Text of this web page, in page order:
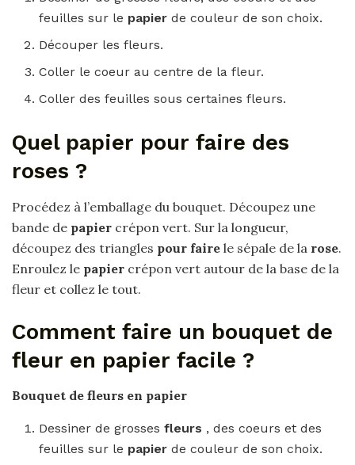
feuilles sur le papierde couleur de son choix.
Découper les fleurs.
Coller le coeur au centre de la fleur.
Coller des feuilles sous certaines fleurs.
Quel papier pour faire des
roses ?
Procédez à l’emballage du bouquet. Découpez une
bande de papier crépon vert. Sur la longueur,
découpez des triangles pour faire le sépale de la rose.
Enroulez le papier crépon vert autour de la base de la
fleur et collez le tout.
Comment faire un bouquet de
fleur en papier facile ?
Bouquet de fleurs en papier
Dessiner de grossesfleurs , des coeurs et des
feuilles sur le papierde couleur de son choix.